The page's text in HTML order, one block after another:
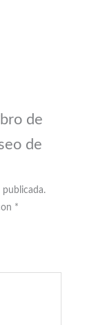
de
de
publicada.
*